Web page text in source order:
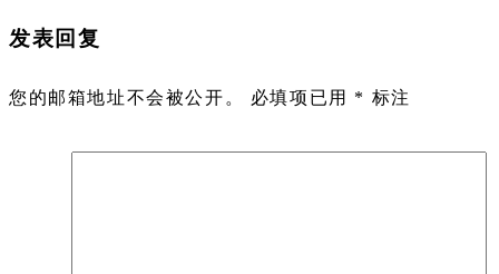
发表回复
您的邮箱地址不会被公开。 必填项已用 * 标注